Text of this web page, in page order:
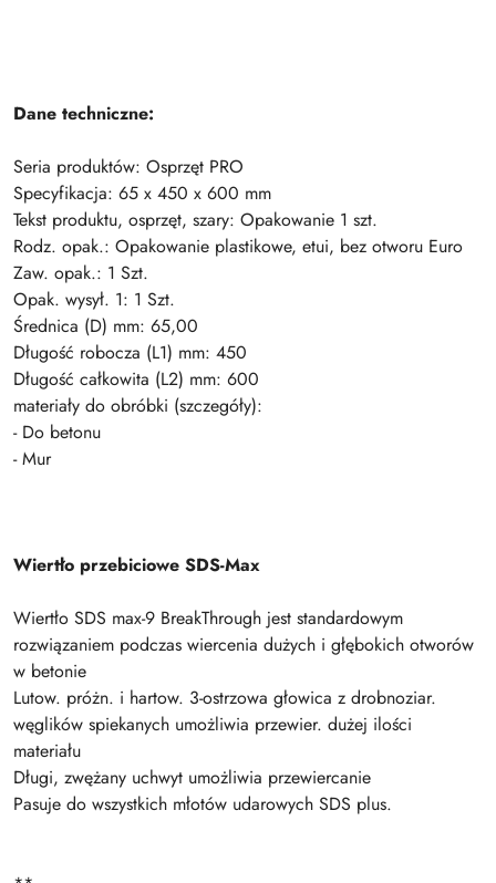
Dane techniczne:
Seria produktów: Osprzęt PRO
Specyfikacja: 65 x 450 x 600 mm
Tekst produktu, osprzęt, szary: Opakowanie 1 szt.
Rodz. opak.: Opakowanie plastikowe, etui, bez otworu Euro
Zaw. opak.: 1 Szt.
Opak. wysył. 1: 1 Szt.
Średnica (D) mm: 65,00
Długość robocza (L1) mm: 450
Długość całkowita (L2) mm: 600
materiały do obróbki (szczegóły):
- Do betonu
- Mur
Wiertło przebiciowe SDS-Max
Wiertło SDS max-9 BreakThrough jest standardowym
rozwiązaniem podczas wiercenia dużych i głębokich otworów
w betonie
Lutow. próżn. i hartow. 3-ostrzowa głowica z drobnoziar.
węglików spiekanych umożliwia przewier. dużej ilości
materiału
Długi, zwężany uchwyt umożliwia przewiercanie
Pasuje do wszystkich młotów udarowych SDS plus.